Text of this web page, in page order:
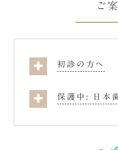
ご
初診の方へ
保護中: 日本